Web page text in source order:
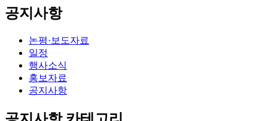
공지사항
논평·보도자료
일정
행사소식
홍보자료
공지사항